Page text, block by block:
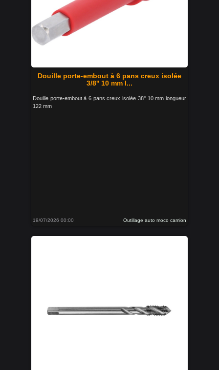
Douille porte-embout à 6 pans creux isolée
3/8'' 10 mm l...
Douille porte-embout à 6 pans creux isolée 38'' 10 mm longueur
122 mm
19/07/2026 00:00 Outillage auto moco camion